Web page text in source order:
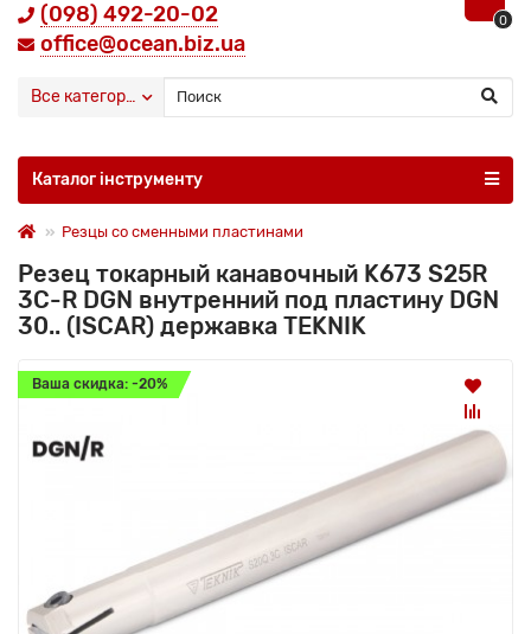
(098) 492-20-02
office@ocean.biz.ua
0
Все категории
Каталог інструменту
Резцы со сменными пластинами
Резец токарный канавочный K673 S25R
3C-R DGN внутренний под пластину DGN
30.. (ISCAR) державка TEKNIK
Ваша скидка: -20%